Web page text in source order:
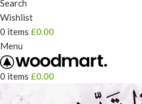
Search
Wishlist
0 items £0.00
Menu
0 items £0.00